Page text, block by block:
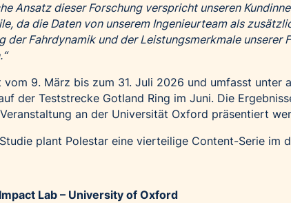
Ansatz dieser Forschung verspricht unseren
da die Daten von unserem Ingenieurteam als
der Fahrdynamik und der Leistungsmerkmale unserer
vom 9. März bis zum 31. Juli 2026 und umfasst unter
der Teststrecke Gotland Ring im Juni. Die
an der Universität Oxford präsentiert
plant Polestar eine vierteilige Content-Serie im
Lab – University of Oxford